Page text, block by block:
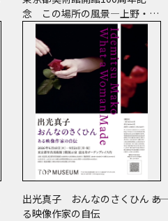
念 この場所の風景―上野・大
牟田・ブエノスアイレス
出光真子 おんなのさくひん ――あ
る映像作家の自伝